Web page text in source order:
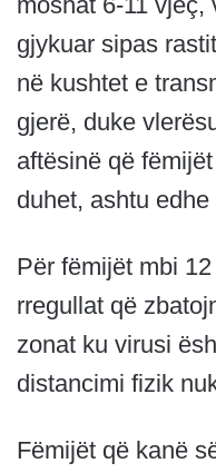
gjykuar sipas
në kushtet e
gjerë, duke
aftësinë që
duhet, ashtu
Për fëmijët mbi
rregullat që
zonat ku virusi
distancimi fizik
Fëmijët që kanë